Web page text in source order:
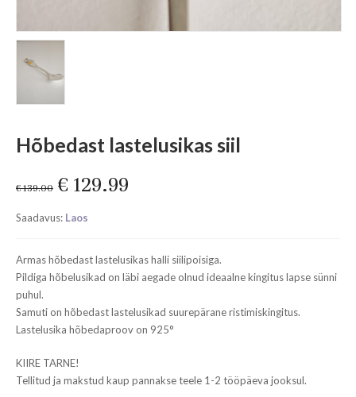
Hõbedast lastelusikas siil
€139.00 Original
price
€ 139.00.
€ 129.99
€ 129.99.
Saadavus: Laos
Armas hõbedast lastelusikas halli siilipoisiga.
Pildiga hõbelusikad on läbi aegade olnud ideaalne kingitus lapse sünni
puhul.
Samuti on hõbedast lastelusikad suurepärane ristimiskingitus.
Lastelusika hõbedaproov on 925°
KIIRE TARNE!
Tellitud ja makstud kaup pannakse teele 1-2 tööpäeva jooksul.